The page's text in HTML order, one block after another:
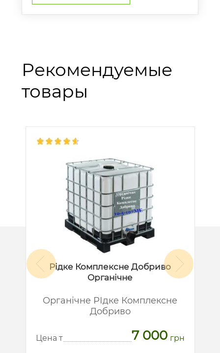
Рекомендуемые
товары
Рідке Комплексне Добриво
Органічне
Органічне РІдке Комплексне
Добриво
Цена т 7 000 грн